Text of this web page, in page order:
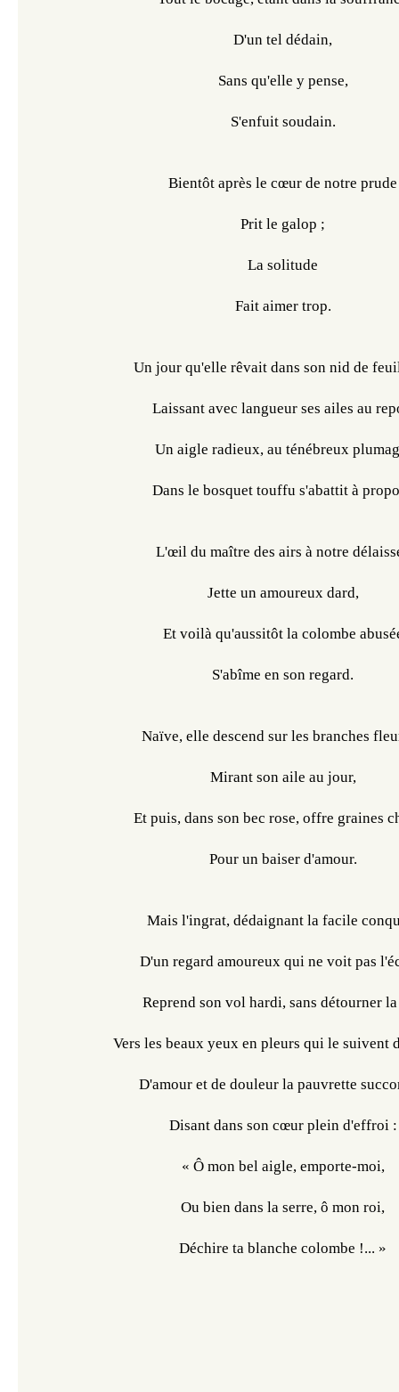
D'un tel dédain,
Sans qu'elle y pense,
S'enfuit soudain.
Bientôt après le cœur de notre prude
Prit le galop ;
La solitude
Fait aimer trop.
Un jour qu'elle rêvait dans son nid de
Laissant avec langueur ses ailes au
Un aigle radieux, au ténébreux
Dans le bosquet touffu s'abattit à
L'œil du maître des airs à notre
Jette un amoureux dard,
Et voilà qu'aussitôt la colombe
S'abîme en son regard.
Naïve, elle descend sur les branches
Mirant son aile au jour,
Et puis, dans son bec rose, offre graines
Pour un baiser d'amour.
Mais l'ingrat, dédaignant la facile
D'un regard amoureux qui ne voit pas
Reprend son vol hardi, sans détourner
Vers les beaux yeux en pleurs qui le suivent
D'amour et de douleur la pauvrette
Disant dans son cœur plein d'effroi :
« Ô mon bel aigle, emporte-moi,
Ou bien dans la serre, ô mon roi,
Déchire ta blanche colombe !... »